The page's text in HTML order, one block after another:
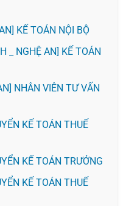
KẾ TOÁN NỘI BỘ
_ NGHỆ AN] KẾ TOÁN
NHÂN VIÊN TƯ VẤN
KẾ TOÁN THUẾ
KẾ TOÁN TRƯỞNG
KẾ TOÁN THUẾ